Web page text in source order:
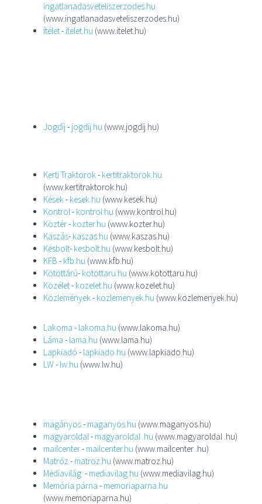
ingatlanadasveteliszerzodes.hu
(www.ingatlanadasveteliszerzodes.hu)
ítélet- itelet.hu (www.itelet.hu)
Jogdíj- jogdij.hu (www.jogdij.hu)
Kerti Traktorok- kertitraktorok.hu
(www.kertitraktorok.hu)
Kések- kesek.hu (www.kesek.hu)
Kontrol- kontrol.hu (www.kontrol.hu)
Köztér- kozter.hu (www.kozter.hu)
Kaszás- kaszas.hu (www.kaszas.hu)
Késbolt- kesbolt.hu (www.kesbolt.hu)
KFB - kfb.hu (www.kfb.hu)
Kötöttárú- kotottaru.hu (www.kotottaru.hu)
Közélet- kozelet.hu (www.kozelet.hu)
Közlemények- kozlemenyek.hu (www.kozlemenyek.hu)
Lakoma - lakoma.hu (www.lakoma.hu)
Láma - lama.hu (www.lama.hu)
Lapkiadó - lapkiado.hu (www.lapkiado.hu)
LW - lw.hu (www.lw.hu)
magányos- maganyos.hu (www.maganyos.hu)
magyaroldal- magyaroldal .hu (www.magyaroldal .hu)
mailcenter- mailcenter.hu (www.mailcenter .hu)
Matróz- matroz.hu (www.matroz.hu)
Médiavilág - mediavilag.hu (www.mediavilag.hu)
Memória párna - memoriaparna.hu
(www.memoriaparna.hu)